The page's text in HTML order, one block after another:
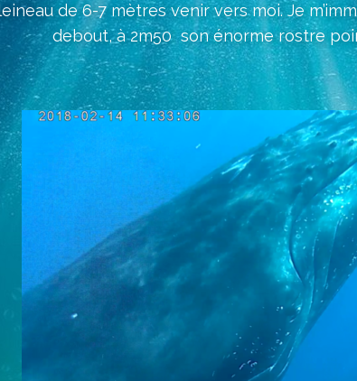
de 6-7 mètres venir vers moi. Je
debout, à 2m50 son énorme rostre